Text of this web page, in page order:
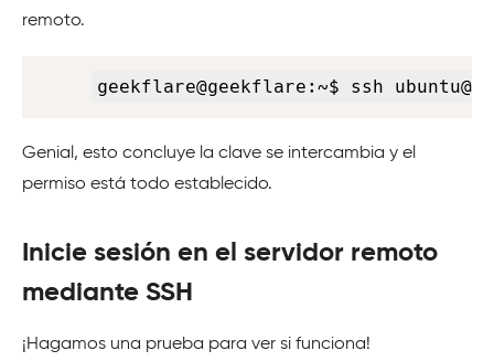
remoto.
geekflare@geekflare:~$ ssh
Genial, esto concluye la clave se intercambia y el
permiso está todo establecido.
Inicie sesión en el servidor remoto
mediante SSH
¡Hagamos una prueba para ver si funciona!